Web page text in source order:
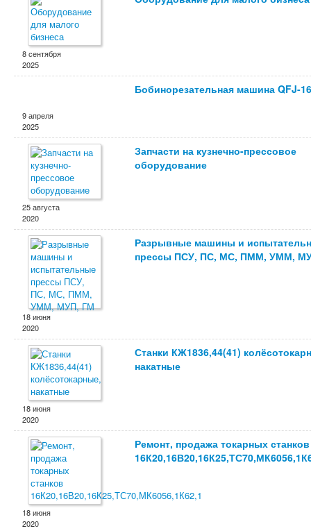
8 сентября
2025
Бобинорезательная машина QFJ-
9 апреля
2025
Запчасти на кузнечно-прессовое
оборудование
25 августа
2020
Разрывные машины и
прессы ПСУ, ПС, МС, ПММ, УММ,
18 июня
2020
Станки КЖ1836,44(41)
накатные
18 июня
2020
Ремонт, продажа токарных станков
18 июня
2020